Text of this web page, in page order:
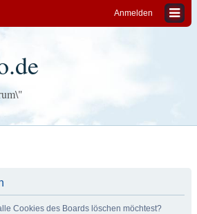
Anmelden
Cookies des Boards löschen möchtest?